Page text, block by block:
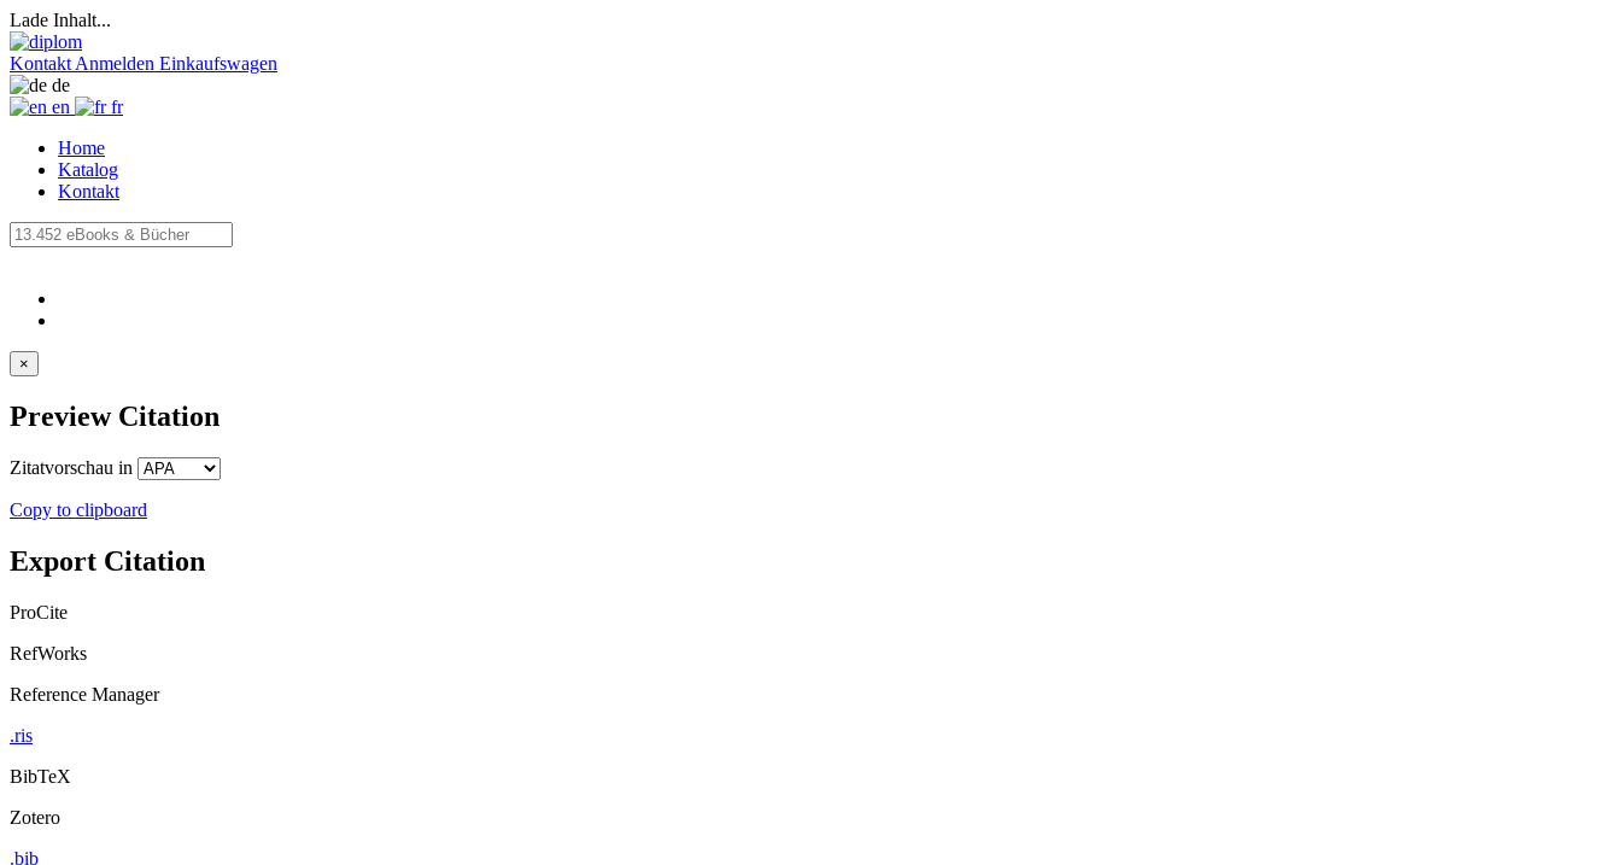
Lade Inhalt...
Kontakt Anmelden Einkaufswagen
de
en
fr
Home
Katalog
Kontakt
×
Preview Citation
Zitatvorschau in
Copy to clipboard
Export Citation
ProCite
RefWorks
Reference Manager
.ris
BibTeX
Zotero
.bib